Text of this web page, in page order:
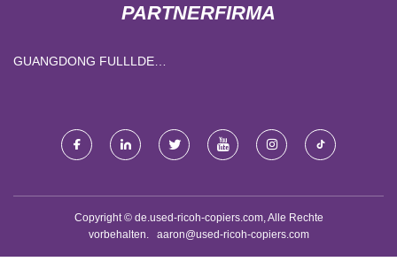
PARTNERFIRMA
GUANGDONG FULLLDE
Copyright © de.used-ricoh-copiers.com, Alle Rechte
vorbehalten. aaron@used-ricoh-copiers.com